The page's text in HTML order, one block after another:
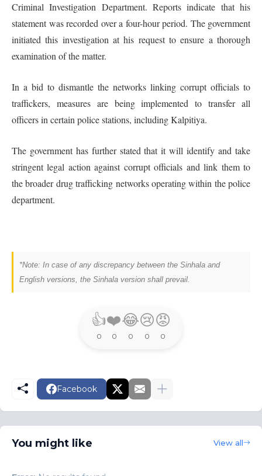
Criminal Investigation Department. Reports indicate that his
statement was recorded over a four-hour period. The government
initiated this investigation at his request to ensure a thorough
examination of the matter.
In a bid to dismantle the networks linking corrupt officials to
traffickers, measures are being implemented to transfer all
officers in certain police stations, including Kalpitiya.
The government has further stated that it will identify and take
stringent legal action against corrupt officials and link them to
the broader drug trafficking networks operating within the police
department.
*Note: In case of any discrepancy between the Sinhala and
English versions, the Sinhala version shall prevail.
👍
0
❤️
0
😂
0
😢
0
😡
0
Facebook
You might like View all